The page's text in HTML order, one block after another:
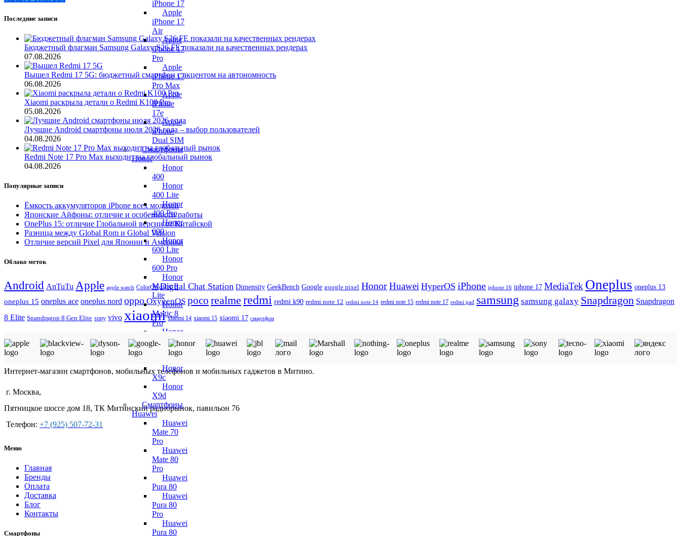
iPhone 17
Apple
iPhone 17
Air
Apple
iPhone 17
Pro
Apple
iPhone 17
Pro Max
Apple
iPhone
17e
Apple
iPhone
Dual SIM
Смартфоны
Honor
Honor
400
Honor
400 Lite
Honor
400 Pro
Honor
600
Honor
600 Lite
Honor
600 Pro
Honor
Magic 8
Lite
Honor
Magic 8
Pro
Honor
Magic V3
Honor
Magic V5
Honor
X9c
Honor
X9d
Смартфоны
Huawei
Huawei
Mate 70
Pro
Huawei
Mate 80
Pro
Huawei
Pura 80
Huawei
Pura 80
Pro
Huawei
Pura 80
Последние записи
Бюджетный флагман Samsung Galaxy S26 FE показали на качественных рендерах
07.08.2026
Вышел Redmi 17 5G: бюджетный смартфон с акцентом на автономность
06.08.2026
Xiaomi раскрыла детали о Redmi K100 Pro
05.08.2026
Лучшие Android смартфоны июля 2026 года – выбор пользователей
04.08.2026
Redmi Note 17 Pro Max выходит на глобальный рынок
04.08.2026
Популярные записи
Ёмкость аккумуляторов iPhone всех моделей
Японские Айфоны: отличие и особенности работы
OnePlus 15: отличие Глобальной версии от Китайской
Разница между Global Rom и Global Version
Отличие версий Pixel для Японии и Америки
Облако меток
Android AnTuTu Apple apple watch ColorOS Digital Chat Station Dimensity GeekBench Google google pixel HonorHuawei HyperOS iPhone iphone 16 iphone 17 MediaTek Oneplus oneplus 13
oneplus 15 oneplus ace oneplus nord oppo OxygenOS poco realme redmi redmi k90 redmi note 12 redmi note 14 redmi note 15 redmi note 17 redmi pad samsung samsung galaxy Snapdragon Snapdragon
8 Elite Snapdragon 8 Gen Elite sony vivo xiaomi xiaomi 14 xiaomi 15 xiaomi 17 смартфон
Интернет-магазин смартфонов, мобильных телефонов и мобильных гаджетов в Митино.
г. Москва,
Пятницкое шоссе дом 18, ТК Митинский радиорынок, павильон 76
Телефон: +7 (925) 507-72-31
Меню
Главная
Бренды
Оплата
Доставка
Блог
Контакты
Смартфоны